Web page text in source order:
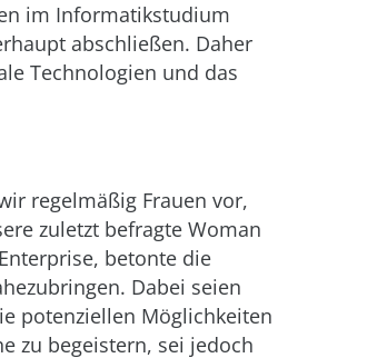
im Informatikstudium
abschließen. Daher
Technologien und das
regelmäßig Frauen vor,
zuletzt befragte Woman
betonte die
Dabei seien
potenziellen Möglichkeiten
zu begeistern, sei jedoch